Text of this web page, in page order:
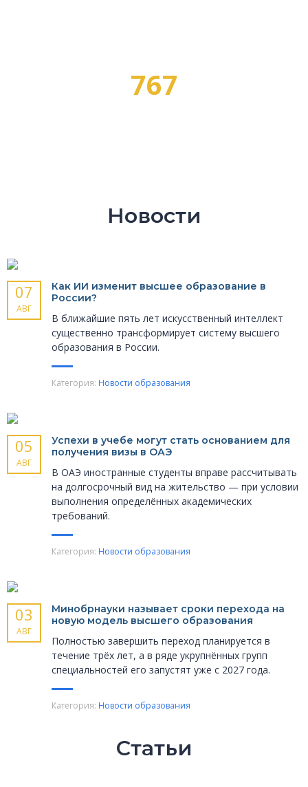
767
Новости
07
АВГ
Как ИИ изменит высшее образование в
России?
В ближайшие пять лет искусственный интеллект
существенно трансформирует систему высшего
образования в России.
Категория: Новости образования
05
АВГ
Успехи в учебе могут стать основанием для
получения визы в ОАЭ
В ОАЭ иностранные студенты вправе рассчитывать
на долгосрочный вид на жительство — при условии
выполнения определённых академических
требований.
Категория: Новости образования
03
АВГ
Минобрнауки называет сроки перехода на
новую модель высшего образования
Полностью завершить переход планируется в
течение трёх лет, а в ряде укрупнённых групп
специальностей его запустят уже с 2027 года.
Категория: Новости образования
Статьи